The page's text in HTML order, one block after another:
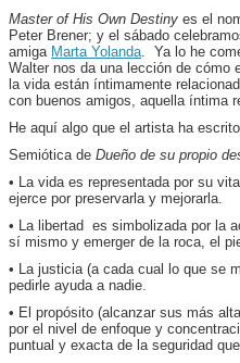
Master of His Own Destiny es el
Peter Brener; y el sábado
amiga Marta Yolanda. Ya lo he
Walter nos da una lección de
la vida están íntimamente
con buenos amigos, aquella íntima
He aquí algo que el artista ha
Semiótica de Dueño de su propio
• La vida es representada por su
ejerce por preservarla y mejorarla.
• La libertad es simbolizada por la
sí mismo y emerger de la roca, el
• La justicia (a cada cual lo que se
pedirle ayuda a nadie.
• El propósito (alcanzar sus más
por el nivel de enfoque y
puntual y exacta de la seguridad